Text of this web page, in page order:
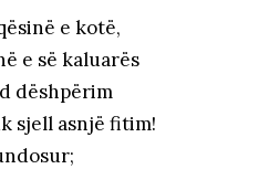
e kotë,
e së kaluarës
dëshpërim
sjell asnjë fitim!